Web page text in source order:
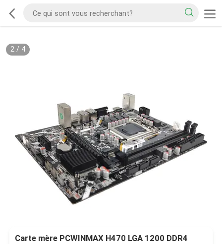
2/ 4
Carte mère PCWINMAX H470 LGA 1200 DDR4